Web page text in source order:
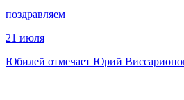
поздравляем
21 июля
Юбилей отмечает Юрий